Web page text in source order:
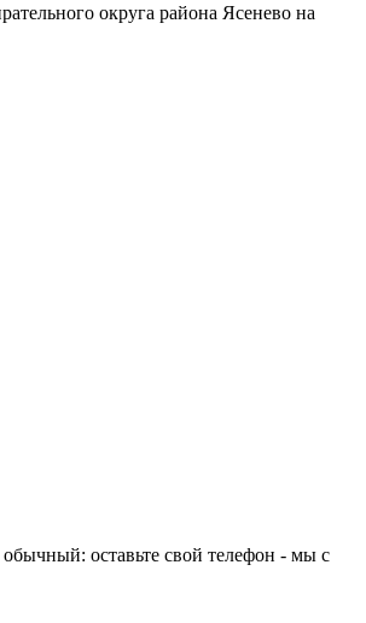
округа района Ясенево на
оставьте свой телефон - мы с